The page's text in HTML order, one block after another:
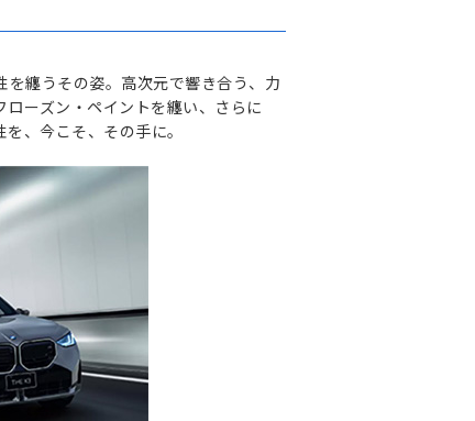
纏うその姿。高次元で響き合う、力
ーズン・ペイントを纏い、さらに
、今こそ、その手に。